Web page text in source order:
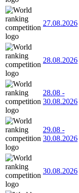
27.08.2026
28.08.2026
28.08 -
30.08.2026
29.08 -
30.08.2026
30.08.2026